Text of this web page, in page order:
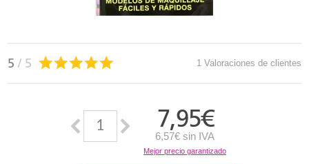
5 / 5 1 Valoraciones de clientes
7,95€
6,57€ sin IVA
Mejor precio garantizado